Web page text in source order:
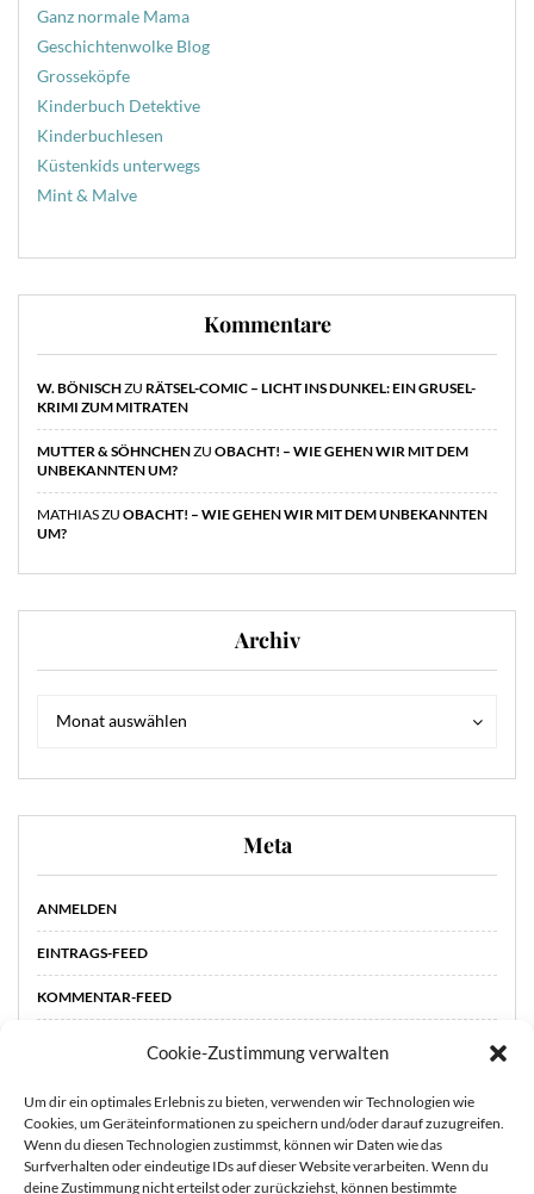
Cookie-Zustimmung verwalten
Um dir ein optimales Erlebnis zu bieten, verwenden wir Technologien wie
Cookies, um Geräteinformationen zu speichern und/oder darauf zuzugreifen.
Wenn du diesen Technologien zustimmst, können wir Daten wie das
Surfverhalten oder eindeutige IDs auf dieser Website verarbeiten. Wenn du
deine Zustimmung nicht erteilst oder zurückziehst, können bestimmte
Ganz normale Mama
Geschichtenwolke Blog
Grosseköpfe
Kinderbuch Detektive
Kinderbuchlesen
Küstenkids unterwegs
Mint & Malve
Kommentare
W. BÖNISCHZU RÄTSEL-COMIC – LICHT INS DUNKEL: EIN GRUSEL-
KRIMI ZUM MITRATEN
MUTTER & SÖHNCHENZU OBACHT! – WIE GEHEN WIR MIT DEM
UNBEKANNTEN UM?
MATHIASZU OBACHT! – WIE GEHEN WIR MIT DEM UNBEKANNTEN
UM?
Archiv
Monat auswählen
Meta
ANMELDEN
EINTRAGS-FEED
KOMMENTAR-FEED